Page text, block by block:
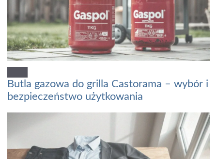
Butla gazowa do grilla Castorama – wybór i
bezpieczeństwo użytkowania